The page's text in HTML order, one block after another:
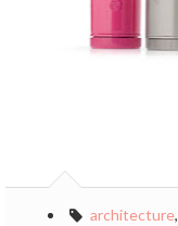
architecture,